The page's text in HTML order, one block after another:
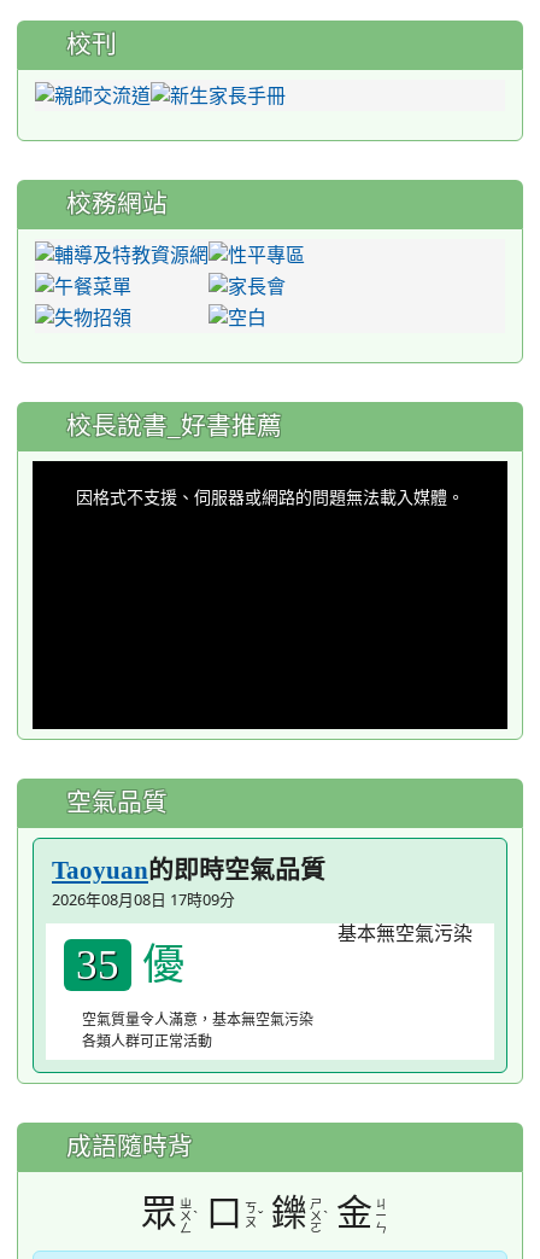
校刊
校務網站
:::
校長說書_好書推薦
因格式不支援、伺服器或網路的問題無法載入媒體。
空氣品質
Taoyuan的即時空氣品質
2026年08月08日 17時09分
35 優
空氣質量令人滿意，基本無空氣污染
各類人群可正常活動
成語隨時背
眾 ㄓ
ㄨ
ㄥ
ˋ 口 ㄎ
ㄡˇ 鑠 ㄕ
ㄨ
ㄛ
ˋ 金 ㄐ
ㄧ
ㄣ